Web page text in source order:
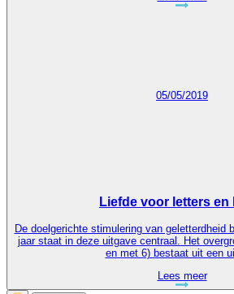
05/05/2019
Liefde voor letters en
De doelgerichte stimulering van geletterdheid
jaar staat in deze uitgave centraal. Het
en met 6) bestaat uit een
Lees meer